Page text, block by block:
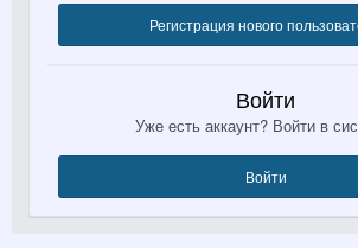
Регистрация нового
Войти
Уже есть аккаунт? Войти в
Войти